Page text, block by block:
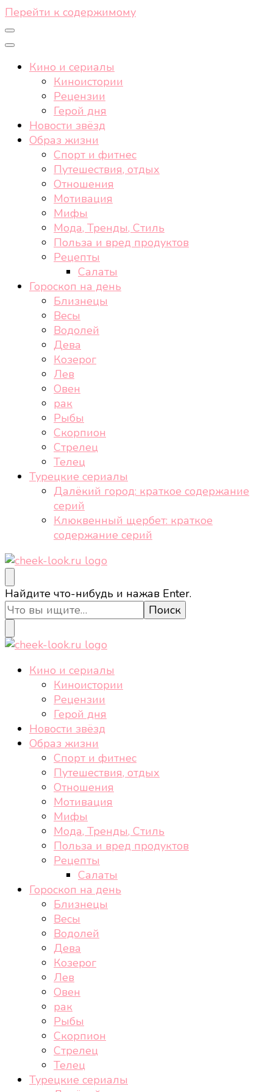
Перейти к содержимому
Кино и сериалы
Киноистории
Рецензии
Герой дня
Новости звёзд
Образ жизни
Спорт и фитнес
Путешествия, отдых
Отношения
Мотивация
Мифы
Мода, Тренды, Стиль
Польза и вред продуктов
Рецепты
Салаты
Гороскоп на день
Близнецы
Весы
Водолей
Дева
Козерог
Лев
Овен
рак
Рыбы
Скорпион
Стрелец
Телец
Турецкие сериалы
Далёкий город: краткое содержание
серий
Клюквенный щербет: краткое
содержание серий
cheek-look.ru
Женский сайт о звездах и кино, а также трендах,
здоровом образе жизни, спорте, стиле, отдыхе и
еде.
Ищите
что-
то?
Найдите что-нибудь и нажав Enter.
cheek-look.ru
Женский сайт о звездах и кино, а также трендах,
здоровом образе жизни, спорте, стиле, отдыхе и
Кино и сериалы
Киноистории
Рецензии
Герой дня
Новости звёзд
Образ жизни
Спорт и фитнес
Путешествия, отдых
Отношения
Мотивация
Мифы
Мода, Тренды, Стиль
Польза и вред продуктов
Рецепты
Салаты
Гороскоп на день
Близнецы
Весы
Водолей
Дева
Козерог
Лев
Овен
рак
Рыбы
Скорпион
Стрелец
Телец
Турецкие сериалы